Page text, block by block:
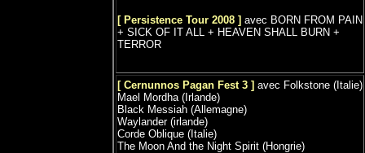
[ Persistence Tour 2008 ] avec BORN FROM PAIN
+ SICK OF IT ALL + HEAVEN SHALL BURN +
TERROR
[ Cernunnos Pagan Fest 3 ] avec Folkstone (Italie)
Mael Mordha (Irlande)
Black Messiah (Allemagne)
Waylander (irlande)
Corde Oblique (Italie)
The Moon And the Night Spirit (Hongrie)